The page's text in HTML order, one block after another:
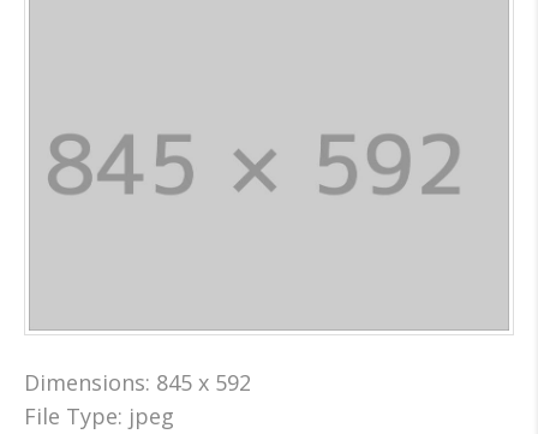
Dimensions: 845 x 592
File Type: jpeg